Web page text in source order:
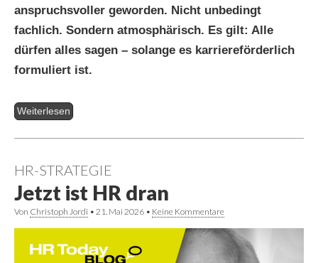
anspruchsvoller geworden. Nicht unbedingt
fachlich. Sondern atmosphärisch. Es gilt: Alle
dürfen alles sagen – solange es karriereförderlich
formuliert ist.
Weiterlesen
HR-STRATEGIE
Jetzt ist HR dran
Von Christoph Jordi • 21. Mai 2026 • Keine Kommentare